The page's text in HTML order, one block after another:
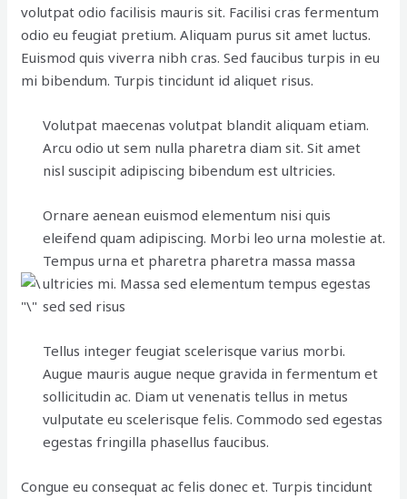
volutpat odio facilisis mauris sit. Facilisi cras fermentum
odio eu feugiat pretium. Aliquam purus sit amet luctus.
Euismod quis viverra nibh cras. Sed faucibus turpis in eu
mi bibendum. Turpis tincidunt id aliquet risus.
Volutpat maecenas volutpat blandit aliquam etiam.
Arcu odio ut sem nulla pharetra diam sit. Sit amet
nisl suscipit adipiscing bibendum est ultricies.
Ornare aenean euismod elementum nisi quis
eleifend quam adipiscing. Morbi leo urna molestie at.
Tempus urna et pharetra pharetra massa massa
ultricies mi. Massa sed elementum tempus egestas
sed sed risus
Tellus integer feugiat scelerisque varius morbi.
Augue mauris augue neque gravida in fermentum et
sollicitudin ac. Diam ut venenatis tellus in metus
vulputate eu scelerisque felis. Commodo sed egestas
egestas fringilla phasellus faucibus.
Congue eu consequat ac felis donec et. Turpis tincidunt